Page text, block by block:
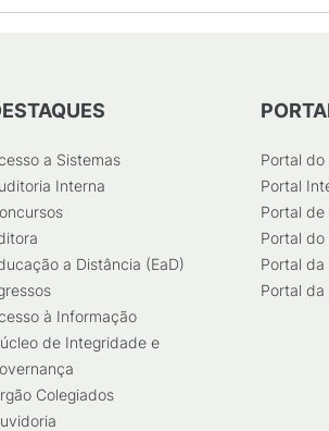
a Sistemas
Interna
a Distância (EaD)
à Informação
de Integridade e
Colegiados
Portal
Portal
Portal de
Portal
Portal da
Portal da